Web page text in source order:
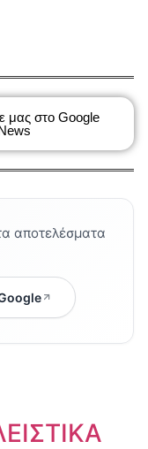
μας στο Google
αποτελέσματα